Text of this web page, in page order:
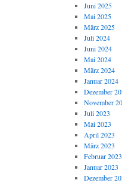
Juni 2025
Mai 2025
März 2025
Juli 2024
Juni 2024
Mai 2024
März 2024
Januar 2024
Dezember
November
Juli 2023
Mai 2023
April 2023
März 2023
Februar 2023
Januar 2023
Dezember